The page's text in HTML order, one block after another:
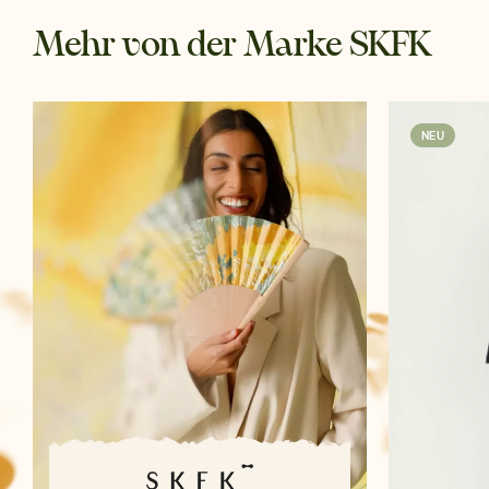
Mehr von der Marke SKFK
NEU